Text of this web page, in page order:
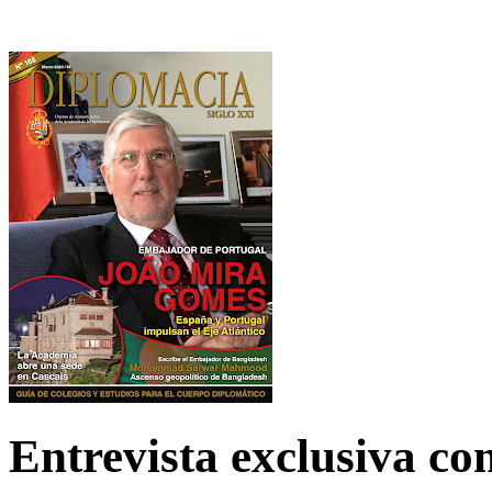
Entrevista exclusiva